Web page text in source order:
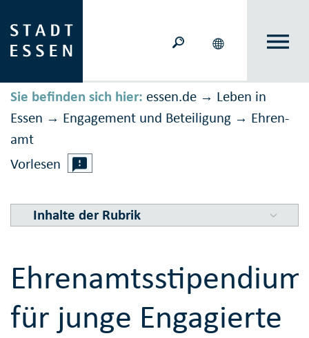
Sie befinden sich hier: essen.de → Leben in
Essen → Engagement und Beteiligung → Ehren­
amt
Vorlesen
Inhalte der Rubrik
Ehrenamtsstipendium
für junge Engagierte